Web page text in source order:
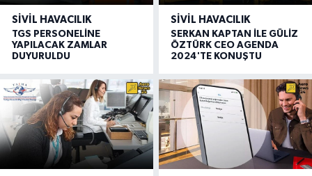
SIVIL HAVACILIK
TGS PERSONELİNE
YAPILACAK ZAMLAR
DUYURULDU
SIVIL HAVACILIK
SERKAN KAPTAN İLE GÜLİZ
ÖZTÜRK CEO AGENDA
2024'TE KONUŞTU